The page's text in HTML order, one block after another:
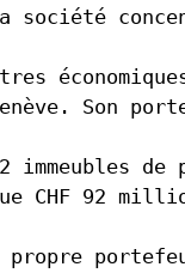
Son
immeubles
CHF 92
propre